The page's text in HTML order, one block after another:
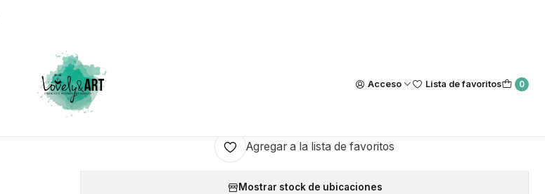
Acceso Lista de favoritos 0
Top Gold Diamond Clique
Cantidad
Agregar a la lista de favoritos
Mostrar stock de ubicaciones